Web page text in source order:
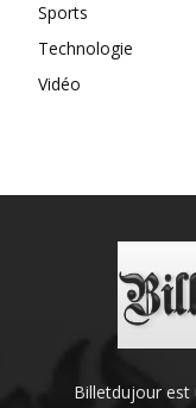
Sports
Technologie
Vidéo
Billetdujour est